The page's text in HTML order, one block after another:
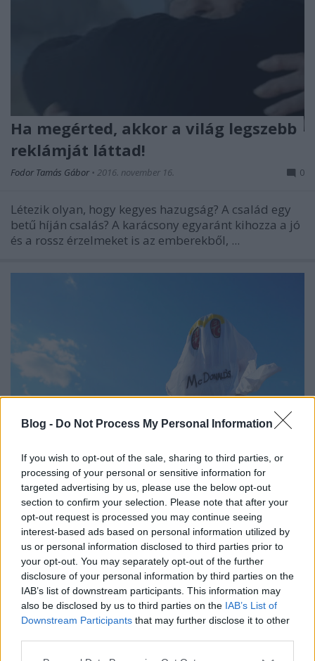
Blog - Do Not Process My Personal Information
If you wish to opt-out of the sale, sharing to third parties, or
processing of your personal or sensitive information for
targeted advertising by us, please use the below opt-out
section to confirm your selection. Please note that after your
opt-out request is processed you may continue seeing
interest-based ads based on personal information utilized by
us or personal information disclosed to third parties prior to
your opt-out. You may separately opt-out of the further
disclosure of your personal information by third parties on the
IAB’s list of downstream participants. This information may
also be disclosed by us to third parties on the IAB’s List of
Downstream Participants that may further disclose it to other
Ha megérted, akkor a világ legszebb
reklámját láttad!
Fodor Tamás Gábor • 2016. november 16. 0
Létezik olyan, hogy kegyes hazugság? A család egy
betű híján csalás? A karácsony egyaránt kihozza a jó
és a rossz érzelmeket is az emberekből, ...
Így kóstolta fel a Burger King a
Mekit Halloween alkalmából:
BOOOOO
Fodor Tamás Gábor 2016. október 28.
Halloween. Az ünnep, ami egy kelta hagyományból
kelt életre, több ünnepet is magába foglalva, mint
például a keresztény vallásból ismert halottak ...